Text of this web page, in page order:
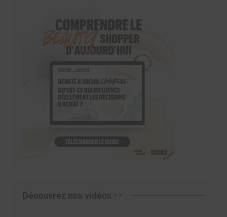
Découvrez nos vidéos